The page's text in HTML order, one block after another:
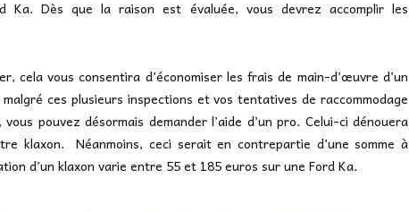
Ka. Dès que la raison est évaluée, vous devrez accomplir les
cela vous consentira d’économiser les frais de main-d’œuvre d’un
ces plusieurs inspections et vos tentatives de raccommodage
pouvez désormais demander l’aide d’un pro. Celui-ci dénouera
klaxon. Néanmoins, ceci serait en contrepartie d’une somme à
d’un klaxon varie entre 55 et 185 euros sur une Ford Ka.